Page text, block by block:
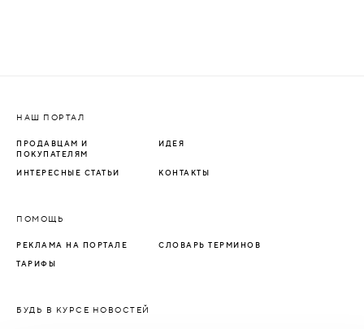
НАШ ПОРТАЛ
ПРОДАВЦАМ И
ПОКУПАТЕЛЯМ
ИДЕЯ
ИНТЕРЕСНЫЕ СТАТЬИ КОНТАКТЫ
ПОМОЩЬ
РЕКЛАМА НА ПОРТАЛЕ СЛОВАРЬ ТЕРМИНОВ
ТАРИФЫ
БУДЬ В КУРСЕ НОВОСТЕЙ